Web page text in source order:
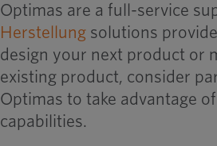
Optimas are a full-service
Herstellungsolutions
design your next product or
existing product, consider
Optimas to take advantage
capabilities.